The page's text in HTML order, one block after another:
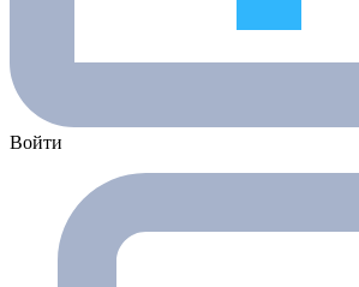
Войти